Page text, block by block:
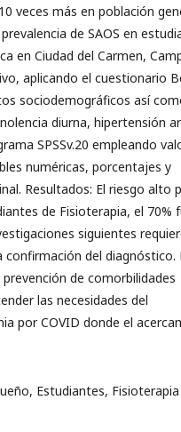
veces más en población
de SAOS en
en Ciudad del Carmen,
aplicando el cuestionario
sociodemográficos así
diurna, hipertensión
SPSSv.20 empleando
numéricas, porcentajes y
Resultados: El riesgo alto
de Fisioterapia, el 70%
siguientes
del diagnóstico.
de comorbilidades
las necesidades del
por COVID donde el
Estudiantes, Fisioterapia